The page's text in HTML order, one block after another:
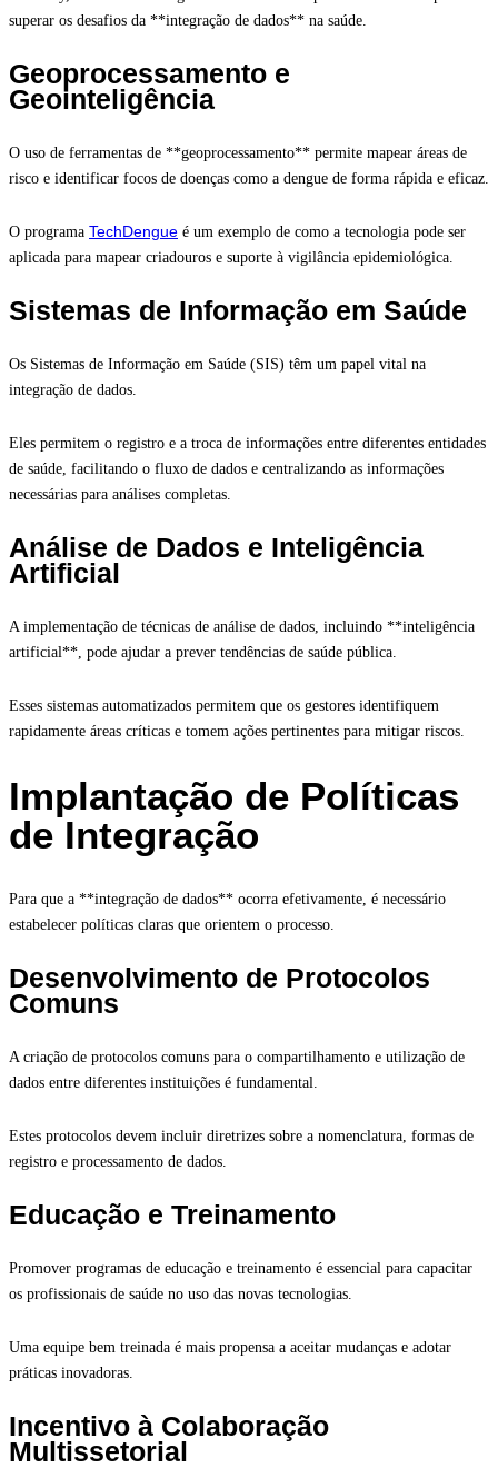
superar os desafios da **integração de dados** na saúde.
Geoprocessamento e
Geointeligência
O uso de ferramentas de **geoprocessamento** permite mapear áreas de
risco e identificar focos de doenças como a dengue de forma rápida e eficaz.
O programa TechDengue é um exemplo de como a tecnologia pode ser
aplicada para mapear criadouros e suporte à vigilância epidemiológica.
Sistemas de Informação em Saúde
Os Sistemas de Informação em Saúde (SIS) têm um papel vital na
integração de dados.
Eles permitem o registro e a troca de informações entre diferentes entidades
de saúde, facilitando o fluxo de dados e centralizando as informações
necessárias para análises completas.
Análise de Dados e Inteligência
Artificial
A implementação de técnicas de análise de dados, incluindo **inteligência
artificial**, pode ajudar a prever tendências de saúde pública.
Esses sistemas automatizados permitem que os gestores identifiquem
rapidamente áreas críticas e tomem ações pertinentes para mitigar riscos.
Implantação de Políticas
de Integração
Para que a **integração de dados** ocorra efetivamente, é necessário
estabelecer políticas claras que orientem o processo.
Desenvolvimento de Protocolos
Comuns
A criação de protocolos comuns para o compartilhamento e utilização de
dados entre diferentes instituições é fundamental.
Estes protocolos devem incluir diretrizes sobre a nomenclatura, formas de
registro e processamento de dados.
Educação e Treinamento
Promover programas de educação e treinamento é essencial para capacitar
os profissionais de saúde no uso das novas tecnologias.
Uma equipe bem treinada é mais propensa a aceitar mudanças e adotar
práticas inovadoras.
Incentivo à Colaboração
Multissetorial